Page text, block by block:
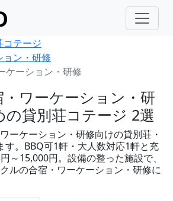
コテージ
ン・研修
ケーション・研修
ワーケーション・研
貸別荘コテージ 2選
ーケーション・研修向けの貸別荘・
す。BBQ可1軒・大人数対応1軒と充
～15,000円。設備の整った施設で、
ルの合宿・ワーケーション・研修に